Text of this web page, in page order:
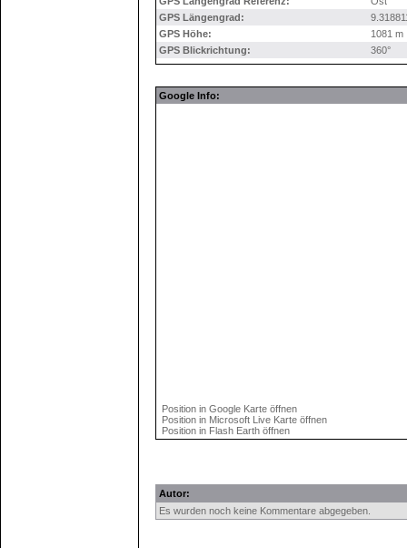
GPS Längengrad:
GPS Höhe:
1081 m
GPS Blickrichtung:
360°
Google Info:
Position in Google Karte öffnen
Position in Microsoft Live Karte öffnen
Position in Flash Earth öffnen
Autor:
Es wurden noch keine Kommentare abgegeben.